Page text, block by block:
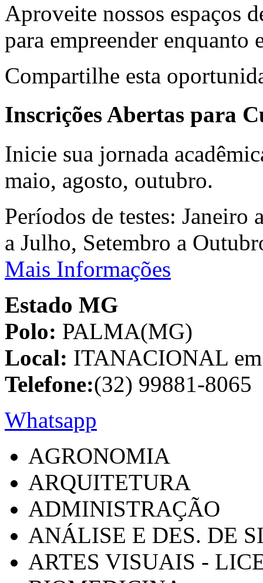
Aproveite nossos espaços
para empreender enquanto
Compartilhe esta
Inscrições Abertas para
Inicie sua jornada
maio, agosto, outubro.
Períodos de testes:
a Julho, Setembro a
Mais Informações
Estado MG
Polo: PALMA(MG)
Local: ITANACIONAL
Telefone:(32) 99881-8065
Whatsapp
AGRONOMIA
ARQUITETURA
ADMINISTRAÇÃO
ANÁLISE E DES. DE
ARTES VISUAIS -